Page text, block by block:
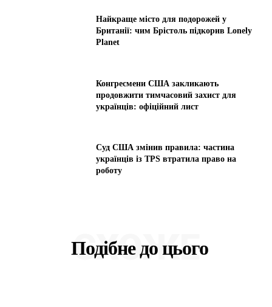
Найкраще місто для подорожей у
Британії: чим Брістоль підкорив Lonely
Planet
Конгресмени США закликають
продовжити тимчасовий захист для
українців: офіційний лист
Суд США змінив правила: частина
українців із TPS втратила право на
роботу
Подібне до цього
СХОЖЕ